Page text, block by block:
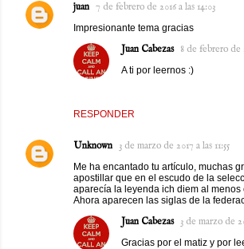
juan 7 de febrero de 2016 a las 14:03
Impresionante tema gracias
RESPONDER
Juan Cabezas 8 de febrero de
A ti por leernos :)
Unknown 3 de marzo de 2017 a las 11:55
Me ha encantado tu artículo, muchas
apostillar que en el escudo de la
aparecía la leyenda ich diem al menos
Ahora aparecen las siglas de la
Juan Cabezas 3 de marzo de
Gracias por el matiz y por